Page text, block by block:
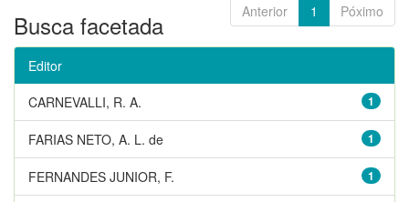
Anterior 1 Póximo
Busca facetada
Editor
1
CARNEVALLI, R. A.
1
FARIAS NETO, A. L. de
1
FERNANDES JUNIOR, F.